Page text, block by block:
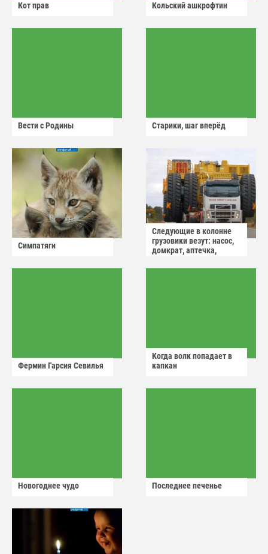
Кот прав Кольский ашкрофтин
Вести с Родины Старики, шаг вперёд
Симпатяги
Следующие в колонне
грузовики везут: насос,
домкрат, аптечка,
Фермин Гарсия Севилья
Когда волк попадает в
капкан
Новогоднее чудо Последнее печенье